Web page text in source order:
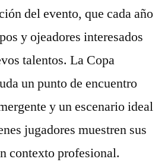
del evento, que cada año
y ojeadores interesados
talentos. La Copa
un punto de encuentro
y un escenario ideal
jugadores muestren sus
contexto profesional.